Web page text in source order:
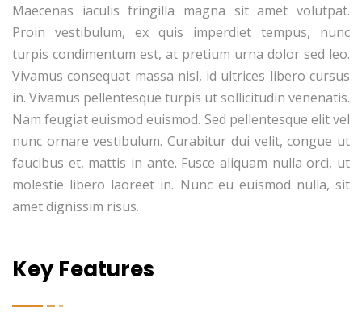
Maecenas iaculis fringilla magna sit amet volutpat.
Proin vestibulum, ex quis imperdiet tempus, nunc
turpis condimentum est, at pretium urna dolor sed leo.
Vivamus consequat massa nisl, id ultrices libero cursus
in. Vivamus pellentesque turpis ut sollicitudin venenatis.
Nam feugiat euismod euismod. Sed pellentesque elit vel
nunc ornare vestibulum. Curabitur dui velit, congue ut
faucibus et, mattis in ante. Fusce aliquam nulla orci, ut
molestie libero laoreet in. Nunc eu euismod nulla, sit
amet dignissim risus.
Key Features